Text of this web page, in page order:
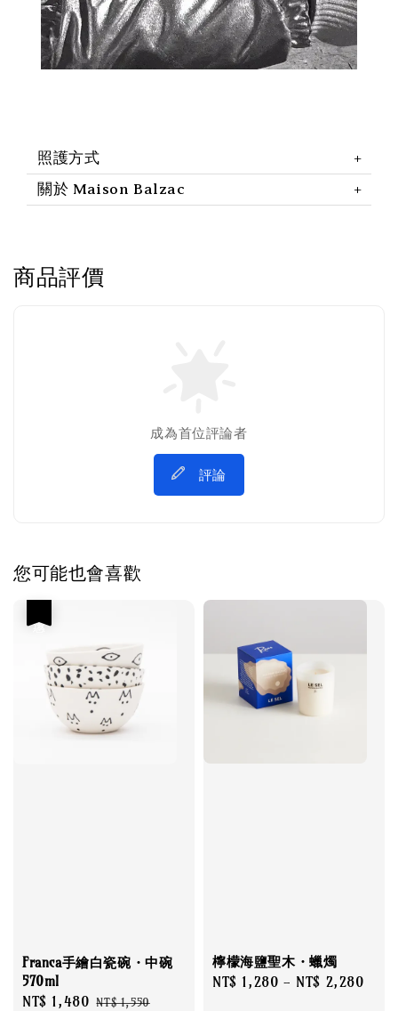
照護方式
關於 Maison Balzac
商品評價
成為首位評論者
評論
您可能也會喜歡
Franca手繪白瓷碗・中碗
570ml
Sale
NT$ 1,480 Regular
NT$ 1,550
檸檬海鹽聖木・蠟燭
Regular
NT$ 1,280 - NT$ 2,280